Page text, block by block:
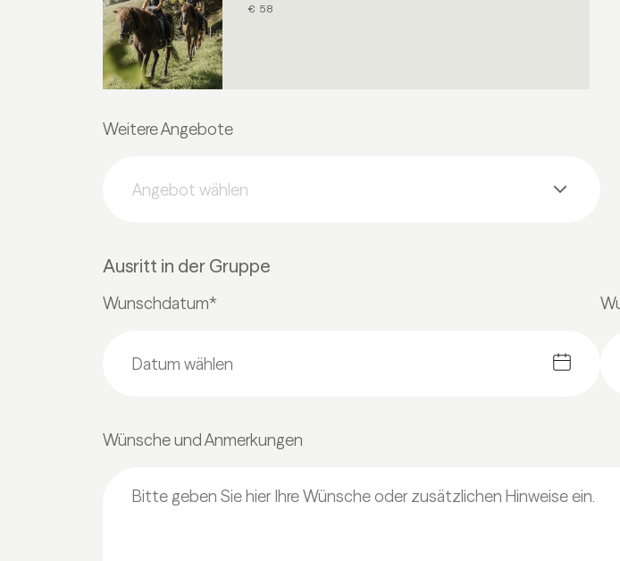
€ 58
Weitere Angebote
Angebot wählen
Ausritt in der Gruppe
Wunschdatum*
Wünsche und Anmerkungen